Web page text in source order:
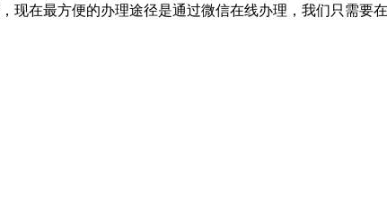
现在最方便的办理途径是通过微信在线办理，我们只需要